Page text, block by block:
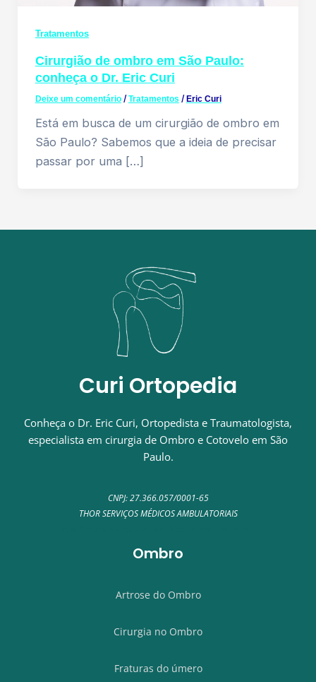
Tratamentos
Cirurgião de ombro em São Paulo:
conheça o Dr. Eric Curi
Deixe um comentário / Tratamentos / Eric Curi
Está em busca de um cirurgião de ombro em
São Paulo? Sabemos que a ideia de precisar
passar por uma […]
Curi Ortopedia
Conheça o Dr. Eric Curi, Ortopedista e Traumatologista,
especialista em cirurgia de Ombro e Cotovelo em São
Paulo.
CNPJ: 27.366.057/0001-65
THOR SERVIÇOS MÉDICOS AMBULATORIAIS
Ombro
Artrose do Ombro
Cirurgia no Ombro
Fraturas do úmero